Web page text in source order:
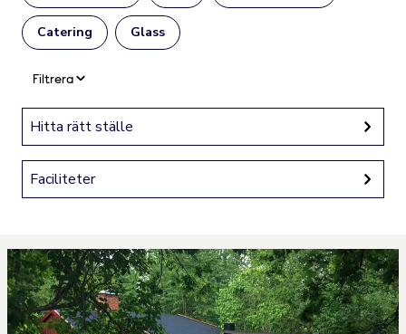
Catering Glass
Filtrera
Hitta rätt ställe
Faciliteter